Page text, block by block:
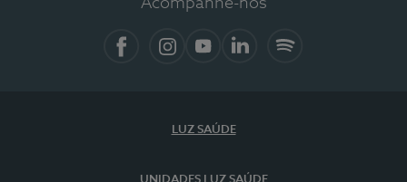
Acompanhe-nos
LUZ SAÚDE